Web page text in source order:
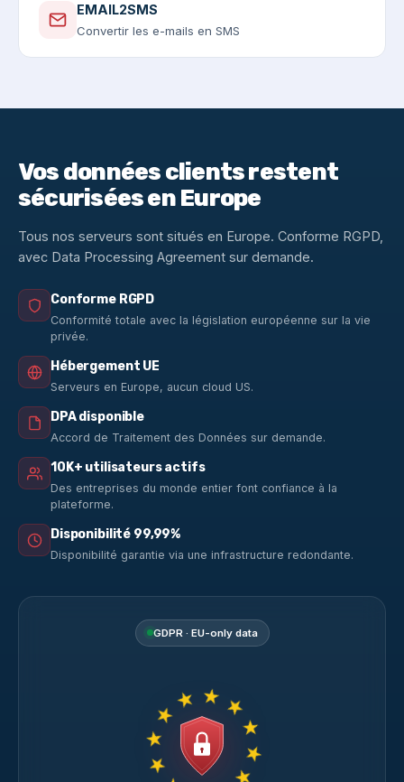
EMAIL2SMS
Convertir les e-mails en SMS
Vos données clients restent
sécurisées en Europe
Tous nos serveurs sont situés en Europe. Conforme RGPD,
avec Data Processing Agreement sur demande.
Conforme RGPD
Conformité totale avec la législation européenne sur la vie
privée.
Hébergement UE
Serveurs en Europe, aucun cloud US.
DPA disponible
Accord de Traitement des Données sur demande.
10K+ utilisateurs actifs
Des entreprises du monde entier font confiance à la
plateforme.
Disponibilité 99,99%
Disponibilité garantie via une infrastructure redondante.
GDPR · EU-only data